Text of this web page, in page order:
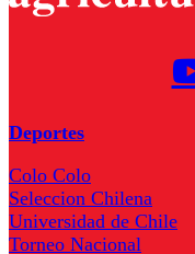
Deportes
Colo Colo
Seleccion Chilena
Universidad de Chile
Torneo Nacional